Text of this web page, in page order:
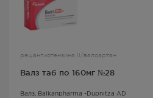
рец.ангиотензина II/валсартан
Валз таб по 160мг №28
Валз, Balkanpharma -Dupnitza AD